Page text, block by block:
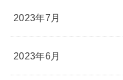
2023年7月
2023年6月